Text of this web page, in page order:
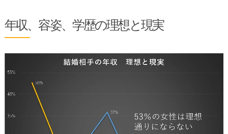
年収、容姿、学歴の理想と現実